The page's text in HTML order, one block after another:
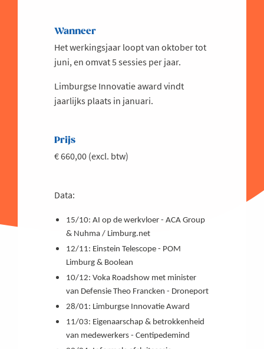
Wanneer
Het werkingsjaar loopt van oktober tot
juni, en omvat 5 sessies per jaar.
Limburgse Innovatie award vindt
jaarlijks plaats in januari.
Prijs
€ 660,00 (excl. btw)
Data:
15/10: AI op de werkvloer - ACA Group
& Nuhma / Limburg.net
12/11: Einstein Telescope - POM
Limburg & Boolean
10/12: Voka Roadshow met minister
van Defensie Theo Francken - Droneport
28/01: Limburgse Innovatie Award
11/03: Eigenaarschap & betrokkenheid
van medewerkers - Centipedemind